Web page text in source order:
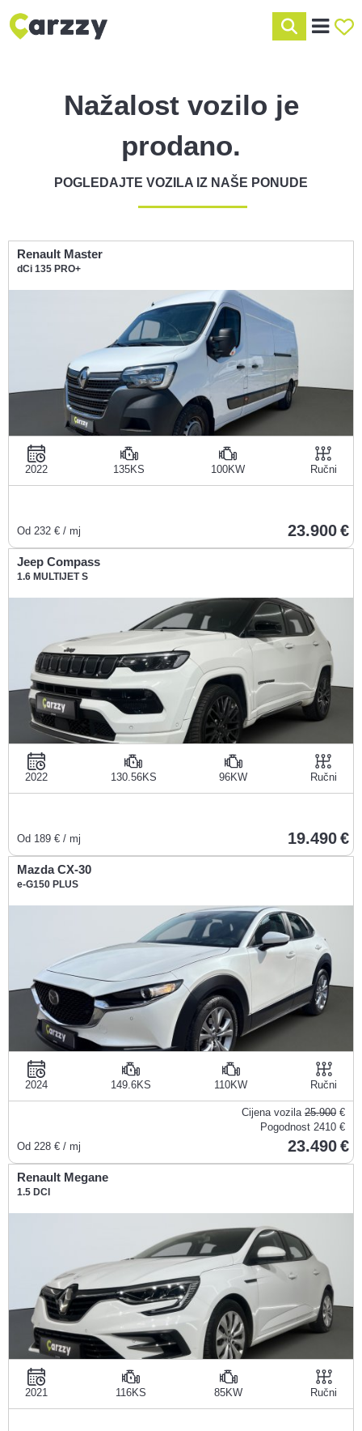
Nažalost vozilo je
prodano.
POGLEDAJTE VOZILA IZ NAŠE PONUDE
Renault Master
dCi 135 PRO+
2022 135KS 100KW Ručni
Od 232 € / mj 23.900
Jeep Compass
1.6 MULTIJET S
2022 130.56KS 96KW Ručni
Od 189 € / mj 19.490
Mazda CX-30
e-G150 PLUS
2024 149.6KS 110KW Ručni
Cijena vozila 25.900 €
Pogodnost 2410 €
Od 228 € / mj 23.490
Renault Megane
1.5 DCI
2021 116KS 85KW Ručni